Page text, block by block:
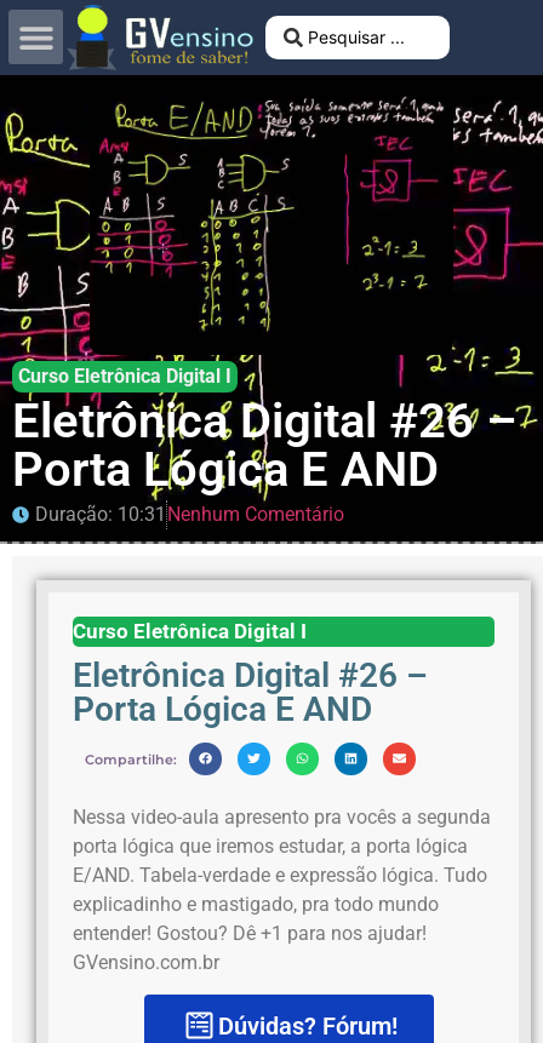
Curso Eletrônica Digital I
Eletrônica Digital #26 –
Porta Lógica E AND
Duração: 10:31 Nenhum Comentário
Curso Eletrônica Digital I
Eletrônica Digital #26 –
Porta Lógica E AND
Compartilhe:
Nessa video-aula apresento pra vocês a segunda
porta lógica que iremos estudar, a porta lógica
E/AND. Tabela-verdade e expressão lógica. Tudo
explicadinho e mastigado, pra todo mundo
entender! Gostou? Dê +1 para nos ajudar!
GVensino.com.br
Dúvidas? Fórum!